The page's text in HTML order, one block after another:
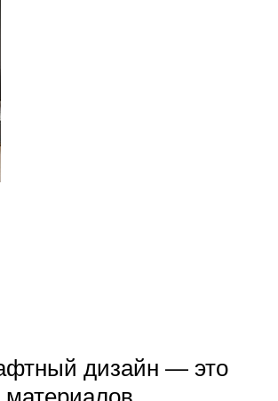
дизайн — это